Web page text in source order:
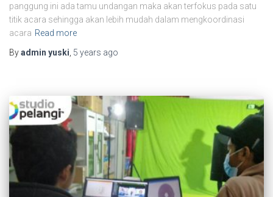
panggung ini ada tamu undangan maka akan terfokus pada satu
titik acara sehingga akan lebih mudah dalam mengkoordinasi
acara Read more
Byadmin yuski 5 years ago